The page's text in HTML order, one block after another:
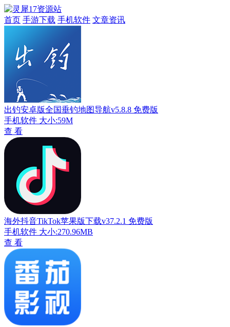
首页 手游下载 手机软件 文章资讯
出钓安卓版全国垂钓地图导航v5.8.8 免费版
手机软件 大小:59M
查 看
海外抖音TikTok苹果版下载v37.2.1 免费版
手机软件 大小:270.96MB
查 看